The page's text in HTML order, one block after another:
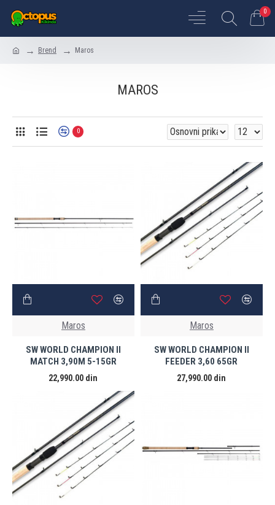
0
Brend Maros
MAROS
0
Maros
SW WORLD CHAMPION II
MATCH 3,90M 5-15GR
22,990.00 din
Maros
SW WORLD CHAMPION II
FEEDER 3,60 65GR
27,990.00 din